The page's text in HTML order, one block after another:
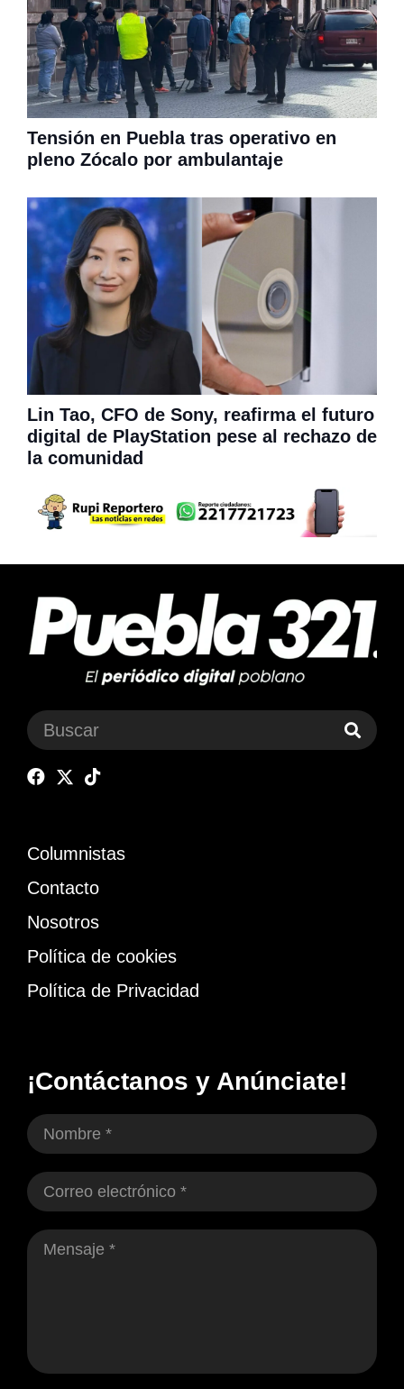
Tensión en Puebla tras operativo en
pleno Zócalo por ambulantaje
Lin Tao, CFO de Sony, reafirma el futuro
digital de PlayStation pese al rechazo de
la comunidad
Columnistas
Contacto
Nosotros
Política de cookies
Política de Privacidad
¡Contáctanos y Anúnciate!